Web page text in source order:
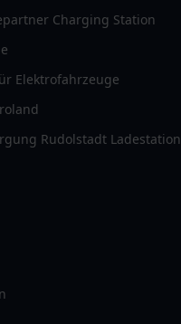
Charging Station
Elektrofahrzeuge
Rudolstadt Ladestation